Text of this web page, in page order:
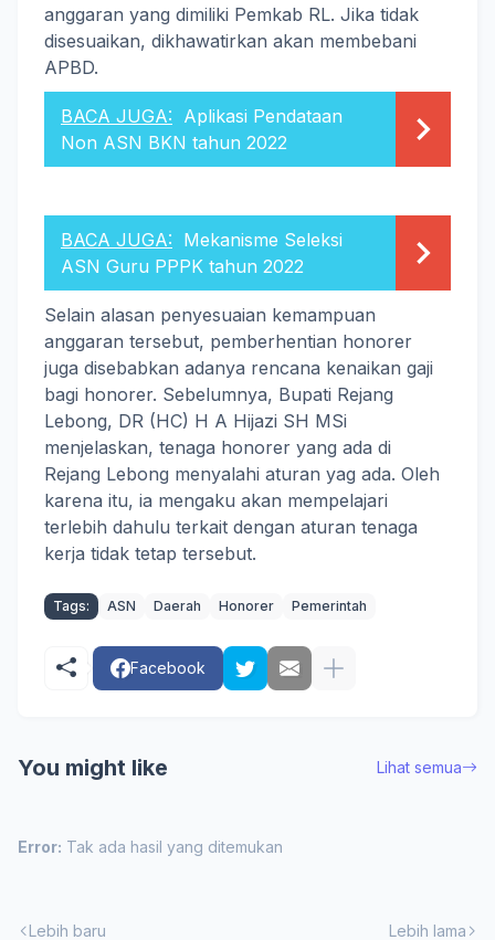
anggaran yang dimiliki Pemkab RL. Jika tidak
disesuaikan, dikhawatirkan akan membebani
APBD.
BACA JUGA: Aplikasi Pendataan
Non ASN BKN tahun 2022
BACA JUGA: Mekanisme Seleksi
ASN Guru PPPK tahun 2022
Selain alasan penyesuaian kemampuan
anggaran tersebut, pemberhentian honorer
juga disebabkan adanya rencana kenaikan gaji
bagi honorer. Sebelumnya, Bupati Rejang
Lebong, DR (HC) H A Hijazi SH MSi
menjelaskan, tenaga honorer yang ada di
Rejang Lebong menyalahi aturan yag ada. Oleh
karena itu, ia mengaku akan mempelajari
terlebih dahulu terkait dengan aturan tenaga
kerja tidak tetap tersebut.
Tags: ASN Daerah Honorer Pemerintah
Facebook
You might like Lihat semua
Error: Tak ada hasil yang ditemukan
Lebih baru Lebih lama